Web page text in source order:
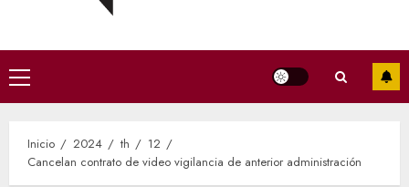
Menú
principal
Inicio 2024 th
12
Cancelan contrato de video vigilancia de anterior administración